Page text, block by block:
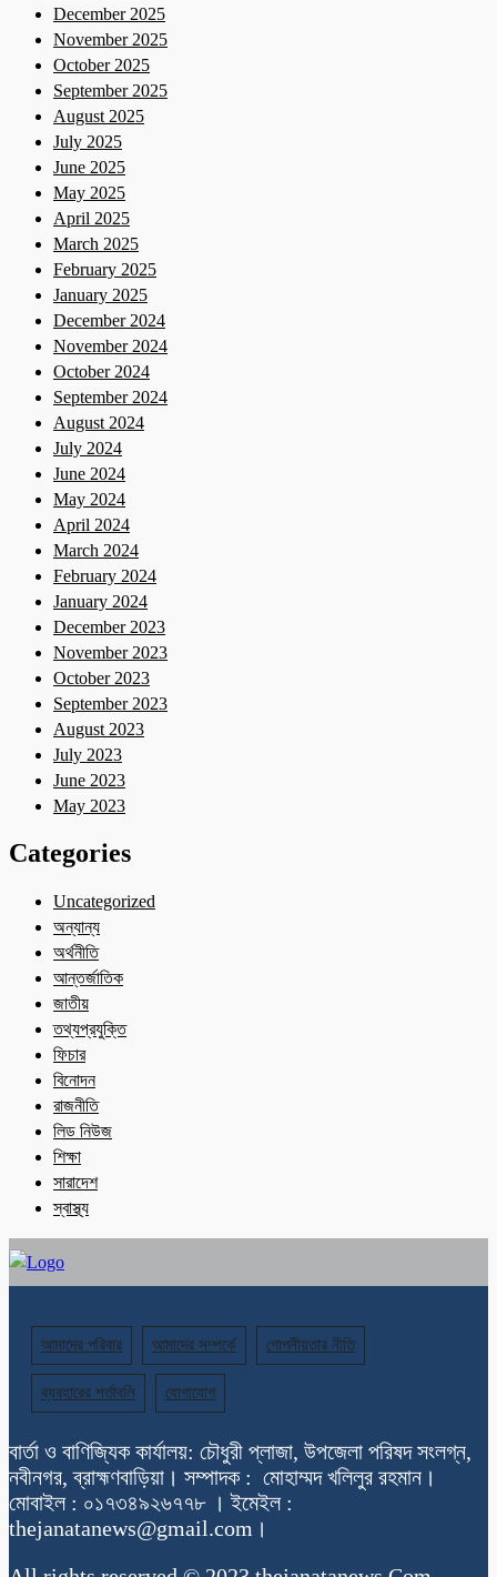
December 2025
November 2025
October 2025
September 2025
August 2025
July 2025
June 2025
May 2025
April 2025
March 2025
February 2025
January 2025
December 2024
November 2024
October 2024
September 2024
August 2024
July 2024
June 2024
May 2024
April 2024
March 2024
February 2024
January 2024
December 2023
November 2023
October 2023
September 2023
August 2023
July 2023
June 2023
May 2023
Categories
Uncategorized
অন্যান্য
অর্থনীতি
আন্তর্জাতিক
জাতীয়
তথ্যপ্রযুক্তি
ফিচার
বিনোদন
রাজনীতি
লিড নিউজ
শিক্ষা
সারাদেশ
স্বাস্থ্য
আমাদের পরিবার আমাদের সম্পর্কে গোপনীয়তার নীতি
ব্যবহারের শর্তাবলি যোগাযোগ
বার্তা ও বাণিজ্যিক কার্যালয়: চৌধুরী প্লাজা, উপজেলা পরিষদ সংলগ্ন,
নবীনগর, ব্রাহ্মণবাড়িয়া। সম্পাদক : মোহাম্মদ খলিলুর রহমান।
মোবাইল : ০১৭৩৪৯২৬৭৭৮ । ইমেইল :
thejanatanews@gmail.com।